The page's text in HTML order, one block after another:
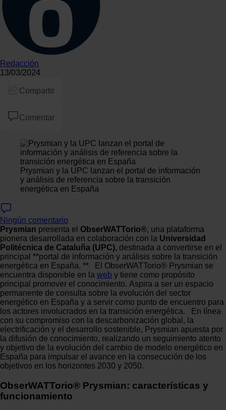
Redacción
13/03/2024
Compartir
Comentar
Prysmian y la UPC lanzan el portal de información
y análisis de referencia sobre la transición
energética en España
Ningún comentario
Prysmian presenta el ObserWATTorio®, una plataforma
pionera desarrollada en colaboración con la Universidad
Politécnica de Cataluña (UPC), destinada a convertirse en el
principal **portal de información y análisis sobre la transición
energética en España. ** El ObserWATTorio® Prysmian se
encuentra disponible en la web y tiene como propósito
principal promover el conocimiento. Aspira a ser un espacio
permanente de consulta sobre la evolución del sector
energético en España y a servir como punto de encuentro para
los actores involucrados en la transición energética. En línea
con su compromiso con la descarbonización global, la
electrificación y el desarrollo sostenible, Prysmian apuesta por
la difusión de conocimiento, realizando un seguimiento atento
y objetivo de la evolución del cambio de modelo energético en
España para impulsar el avance en la consecución de los
objetivos en los horizontes 2030 y 2050.
ObserWATTorio® Prysmian: características y
funcionamiento